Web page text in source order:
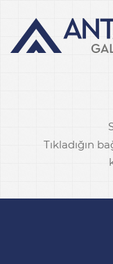
Tıkladığın